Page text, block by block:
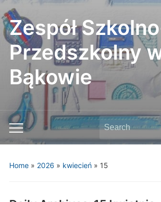
Zespół
Przedszkolny
Bąkowie
Toggle
mobile
Search
for:
Home» 2026 » kwiecień» 15